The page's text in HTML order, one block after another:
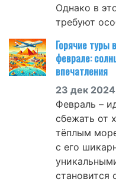
Однако в
требуют
Горячие туры
феврале:
впечатления
23 дек 2024
Февраль –
сбежать от
тёплым
с его
становится